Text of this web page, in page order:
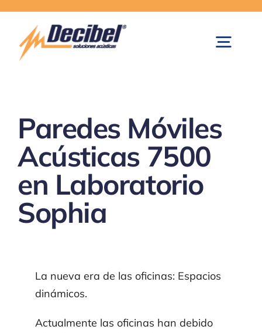
content
Paredes Móviles Acústicas
Control de Ruido
Paredes Móviles
Acústicas 7500
en Laboratorio
Sophia
La nueva era de las oficinas: Espacios
dinámicos.
Actualmente las oficinas han debido